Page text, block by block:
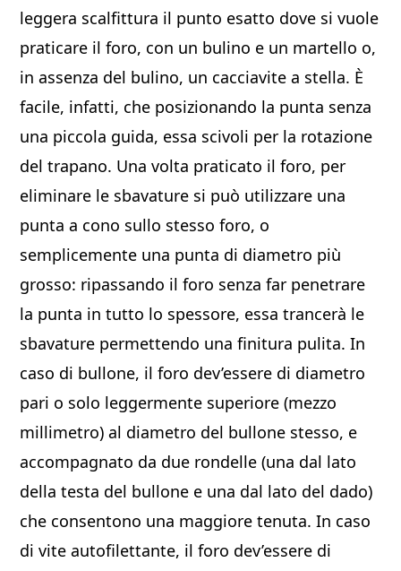
leggera scalfittura il punto esatto dove si vuole
praticare il foro, con un bulino e un martello o,
in assenza del bulino, un cacciavite a stella. È
facile, infatti, che posizionando la punta senza
una piccola guida, essa scivoli per la rotazione
del trapano. Una volta praticato il foro, per
eliminare le sbavature si può utilizzare una
punta a cono sullo stesso foro, o
semplicemente una punta di diametro più
grosso: ripassando il foro senza far penetrare
la punta in tutto lo spessore, essa trancerà le
sbavature permettendo una finitura pulita. In
caso di bullone, il foro dev’essere di diametro
pari o solo leggermente superiore (mezzo
millimetro) al diametro del bullone stesso, e
accompagnato da due rondelle (una dal lato
della testa del bullone e una dal lato del dado)
che consentono una maggiore tenuta. In caso
di vite autofilettante, il foro dev’essere di